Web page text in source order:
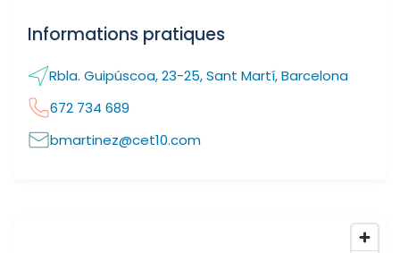
Informations pratiques
Rbla. Guipúscoa, 23-25, Sant Martí, Barcelona
672 734 689
bmartinez@cet10.com